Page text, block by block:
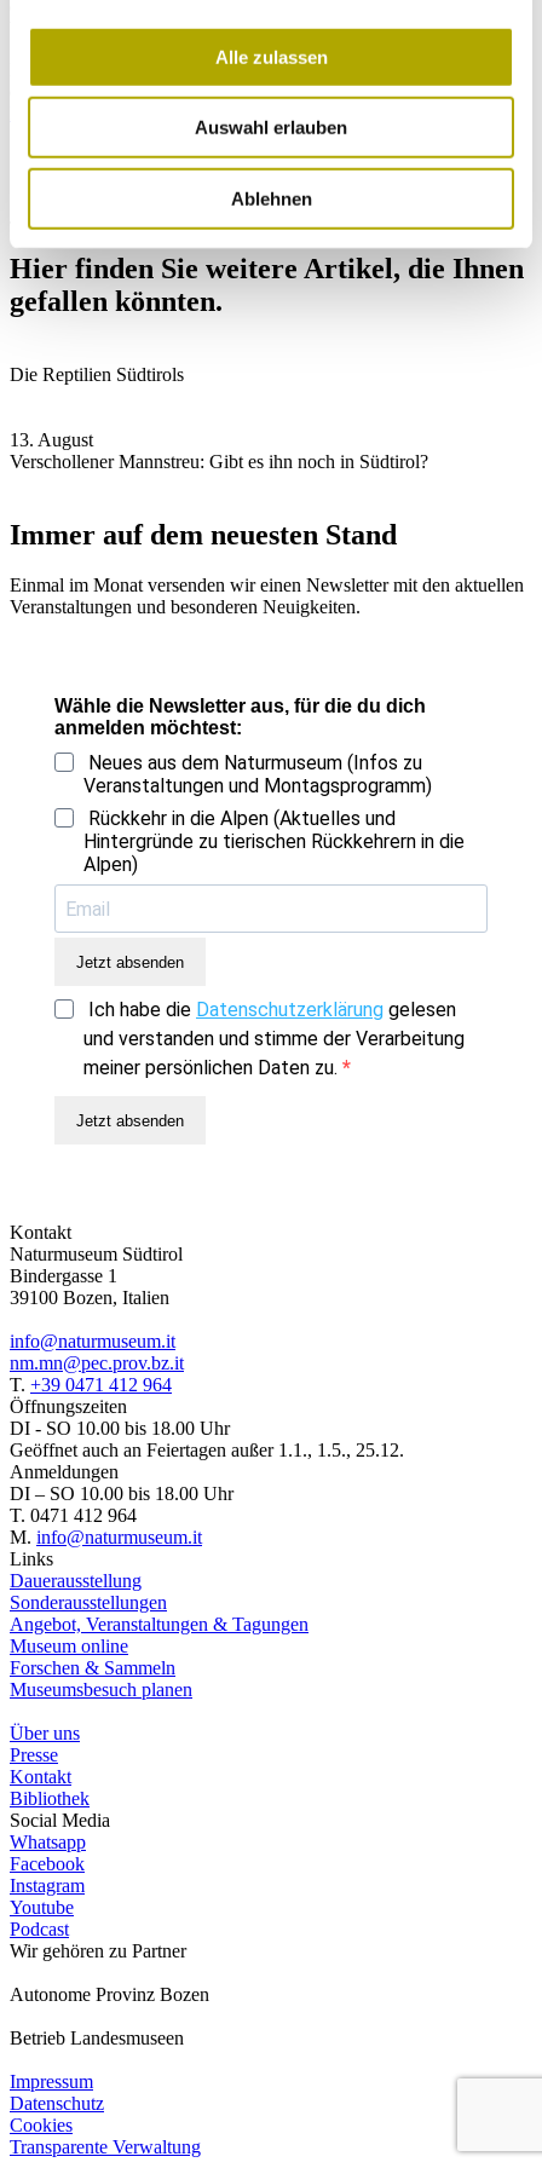
Alle zulassen
Auswahl erlauben
Ablehnen
bittet deshalb, eventuelle Funde zu melden.
Eine detaillierte Beschreibung des Projekts und der Ergebnisse gibt
es in der jüngsten Ausgabe der zoologischen, botanischen
Hier finden Sie weitere Artikel, die Ihnen
gefallen könnten.
Die Reptilien Südtirols
13. August
Verschollener Mannstreu: Gibt es ihn noch in Südtirol?
Immer auf dem neuesten Stand
Einmal im Monat versenden wir einen Newsletter mit den aktuellen
Veranstaltungen und besonderen Neuigkeiten.
Wähle die Newsletter aus, für die du dich
anmelden möchtest:
Neues aus dem Naturmuseum (Infos zu
Veranstaltungen und Montagsprogramm)
Rückkehr in die Alpen (Aktuelles und
Hintergründe zu tierischen Rückkehrern in die
Alpen)
Jetzt absenden
Ich habe die Datenschutzerklärung gelesen
und verstanden und stimme der Verarbeitung
meiner persönlichen Daten zu.
Jetzt absenden
Kontakt
Naturmuseum Südtirol
Bindergasse 1
39100 Bozen, Italien
info@naturmuseum.it
nm.mn@pec.prov.bz.it
T. +39 0471 412 964
Öffnungszeiten
DI - SO 10.00 bis 18.00 Uhr
Geöffnet auch an Feiertagen außer 1.1., 1.5., 25.12.
Anmeldungen
DI – SO 10.00 bis 18.00 Uhr
T. 0471 412 964
M. info@naturmuseum.it
Links
Dauerausstellung
Sonderausstellungen
Angebot, Veranstaltungen & Tagungen
Museum online
Forschen & Sammeln
Museumsbesuch planen
Über uns
Presse
Kontakt
Bibliothek
Social Media
Whatsapp
Facebook
Instagram
Youtube
Podcast
Wir gehören zu Partner
Autonome Provinz Bozen
Betrieb Landesmuseen
Impressum
Datenschutz
Cookies
Transparente Verwaltung